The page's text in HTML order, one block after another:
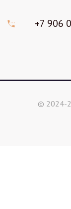
+7 906
© 2024-